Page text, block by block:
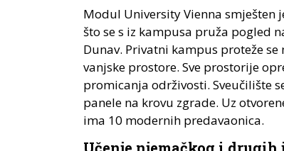
Modul University Vienna smješten
što se s iz kampusa pruža pogled
Dunav. Privatni kampus proteže
vanjske prostore. Sve prostorije
promicanja održivosti. Sveučilište
panele na krovu zgrade. Uz
ima 10 modernih predavaonica.